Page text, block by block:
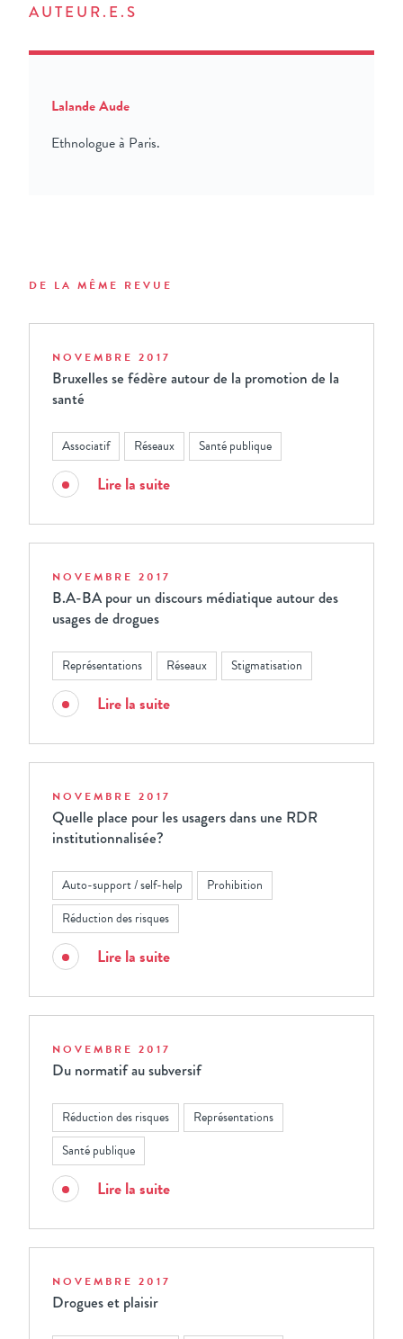
AUTEUR.E.S
Lalande Aude
Ethnologue à Paris.
DE LA MÊME REVUE
NOVEMBRE 2017
Bruxelles se fédère autour de la promotion de la
santé
Associatif Réseaux Santé publique
Lire la suite
NOVEMBRE 2017
B.A-BA pour un discours médiatique autour des
usages de drogues
Représentations Réseaux Stigmatisation
Lire la suite
NOVEMBRE 2017
Quelle place pour les usagers dans une RDR
institutionnalisée?
Auto-support / self-help
Prohibition
Réduction des risques
Lire la suite
NOVEMBRE 2017
Du normatif au subversif
Réduction des risques
Représentations
Santé publique
Lire la suite
NOVEMBRE 2017
Drogues et plaisir